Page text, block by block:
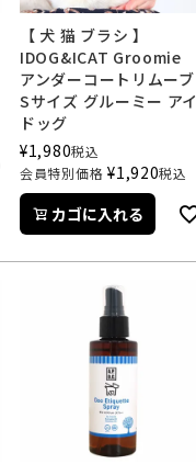
【 犬 猫 ブラシ 】
IDOG&ICAT Groomie
アンダーコートリムーブ
Sサイズ グルーミー アイ
ドッグ
¥1,980税込
会員特別価格 ¥1,920税込
カゴに入れる